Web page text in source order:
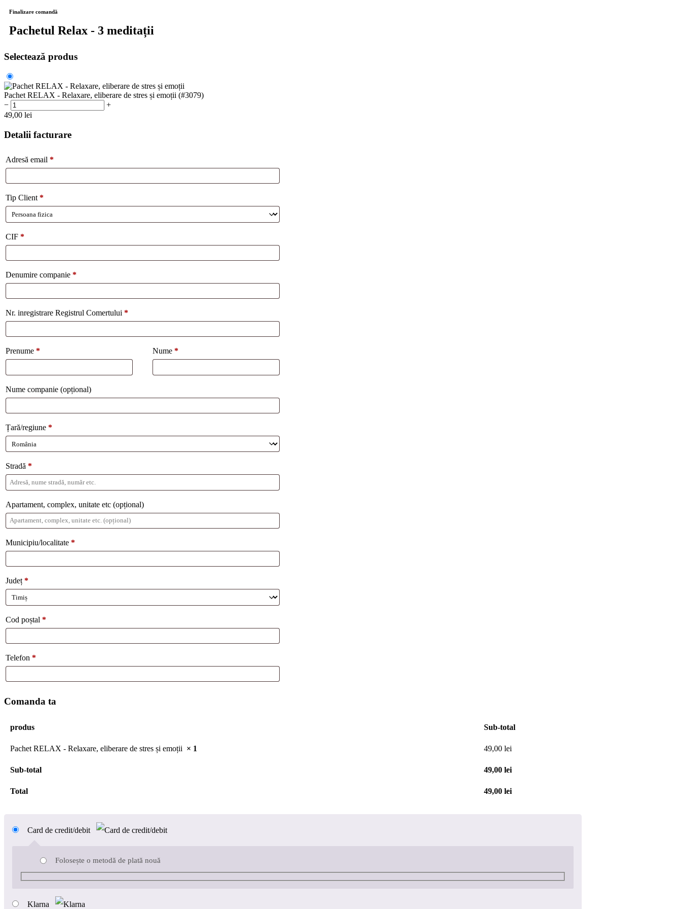
Finalizare comandă
Pachetul Relax - 3 meditații
Selectează produs
Pachet RELAX - Relaxare, eliberare de stres și emoții (#3079)
−
+
49,00 lei
Detalii facturare
Adresă email *
Tip Client *
CIF *
Denumire companie *
Nr. inregistrare Registrul Comertului *
Prenume * Nume*
Nume companie (opțional)
Țară/regiune *
Stradă *
Apartament, complex, unitate etc (opțional)
Municipiu/localitate *
Județ *
Cod poștal *
Telefon *
Comanda ta
produs Sub-total
Pachet RELAX - Relaxare, eliberare de stres și emoții × 1 49,00 lei
Sub-total 49,00 lei
Total 49,00 lei
Card de credit/debit
Folosește o metodă de plată nouă
Klarna